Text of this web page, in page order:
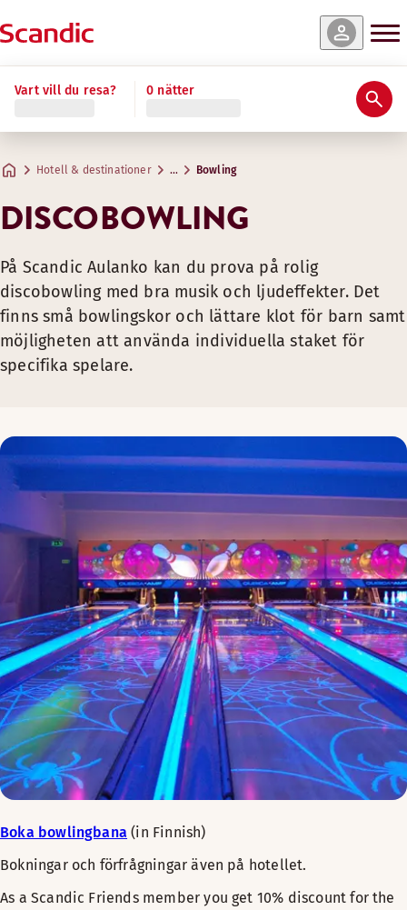
Vart vill du resa? 0 nätter
Hotell & destinationer … Bowling
DISCOBOWLING
På Scandic Aulanko kan du prova på rolig
discobowling med bra musik och ljudeffekter. Det
finns små bowlingskor och lättare klot för barn samt
möjligheten att använda individuella staket för
specifika spelare.
Boka bowlingbana (in Finnish)
Bokningar och förfrågningar även på hotellet.
As a Scandic Friends member you get 10% discount for the